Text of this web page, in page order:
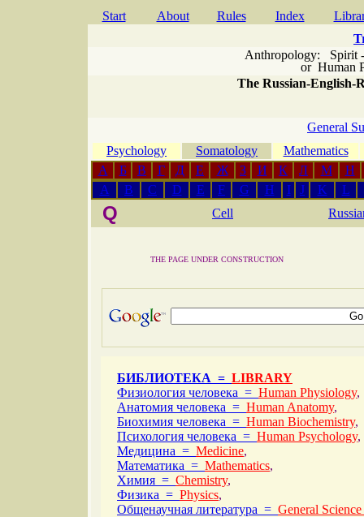
Start About Rules Index
Anthropology: Spirit
or Human
The Russian-English-
General
Psychology
Somatology
Mathematics
А
Б В Г Д Е Ж З И К Л М
Н
A
B C D E F G H I J K L
Q Cell
THE PAGE UNDER CONSTRUCTION
БИБЛИОТЕКА = LIBRARY
Физиология человека = Human Physiology,
Анатомия человека = Human Anatomy,
Биохимия человека = Human Biochemistry,
Психология человека = Human Psychology,
Медицина = Medicine,
Математика = Mathematics,
Химия = Chemistry,
Физика = Physics,
Общенаучная литература = General